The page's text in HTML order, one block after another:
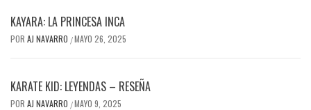
KAYARA: LA PRINCESA INCA
POR AJ NAVARRO /MAYO 26, 2025
KARATE KID: LEYENDAS – RESEÑA
POR AJ NAVARRO /MAYO 9, 2025